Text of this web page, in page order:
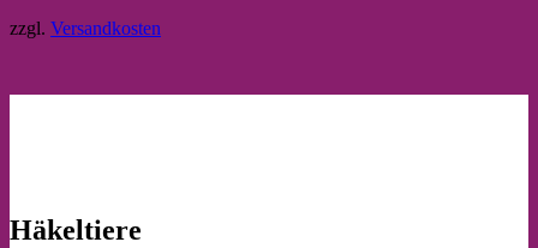
zzgl. Versandkosten
Häkeltiere